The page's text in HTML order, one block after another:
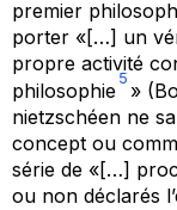
premier
porter «[…] un
propre activité
philosophie
5
»
nietzschéen ne
concept ou
série de «[…]
ou non déclarés